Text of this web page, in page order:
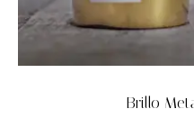
Brillo